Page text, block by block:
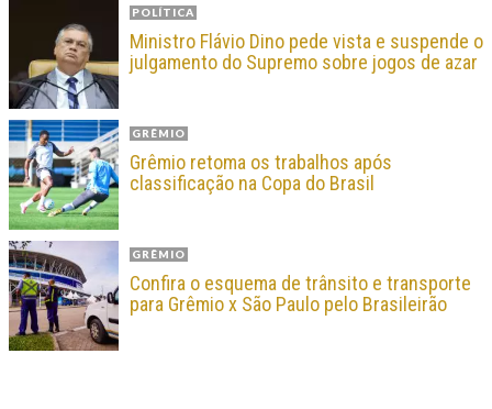
POLÍTICA
Ministro Flávio Dino pede vista e suspende o
julgamento do Supremo sobre jogos de azar
GRÊMIO
Grêmio retoma os trabalhos após
classificação na Copa do Brasil
GRÊMIO
Confira o esquema de trânsito e transporte
para Grêmio x São Paulo pelo Brasileirão